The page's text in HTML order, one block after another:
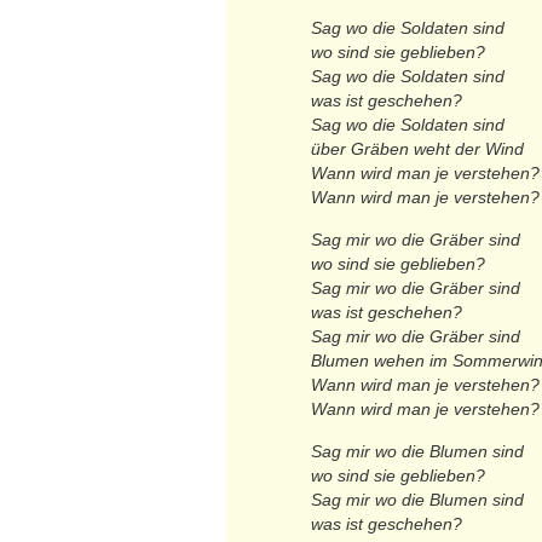
Sag wo die Soldaten sind
wo sind sie geblieben?
Sag wo die Soldaten sind
was ist geschehen?
Sag wo die Soldaten sind
über Gräben weht der Wind
Wann wird man je verstehen?
Wann wird man je verstehen?
Sag mir wo die Gräber sind
wo sind sie geblieben?
Sag mir wo die Gräber sind
was ist geschehen?
Sag mir wo die Gräber sind
Blumen wehen im
Wann wird man je verstehen?
Wann wird man je verstehen?
Sag mir wo die Blumen sind
wo sind sie geblieben?
Sag mir wo die Blumen sind
was ist geschehen?